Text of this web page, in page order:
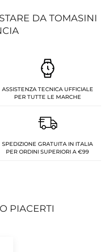
DA TOMASINI
ASSISTENZA TECNICA UFFICIALE
PER TUTTE LE MARCHE
SPEDIZIONE GRATUITA IN ITALIA
PER ORDINI SUPERIORI A €99
PIACERTI